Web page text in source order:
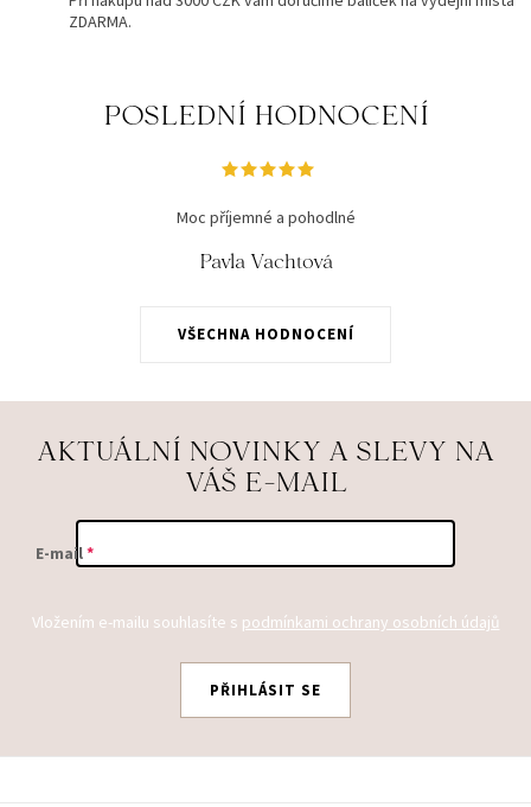
ZDARMA.
POSLEDNÍ HODNOCENÍ
VŠECHNA HODNOCENÍ
Moc příjemné a pohodlné
Pavla Vachtová
AKTUÁLNÍ NOVINKY A SLEVY NA
VÁŠ E-MAIL
E-mail
Vložením e-mailu souhlasíte s podmínkami ochrany osobních údajů
PŘIHLÁSIT SE
Z